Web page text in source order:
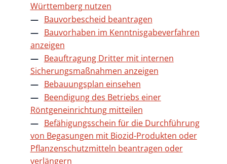
Württemberg nutzen
Bauvorbescheid beantragen
Bauvorhaben im Kenntnisgabeverfahren
anzeigen
Beauftragung Dritter mit internen
Sicherungsmaßnahmen anzeigen
Bebauungsplan einsehen
Beendigung des Betriebs einer
Röntgeneinrichtung mitteilen
Befähigungsschein für die Durchführung
von Begasungen mit Biozid-Produkten oder
Pflanzenschutzmitteln beantragen oder
verlängern